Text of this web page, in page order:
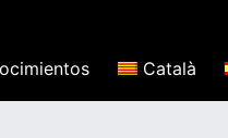
Català